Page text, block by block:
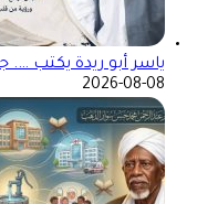
ياسر أبو ريدة يكتب
2026-08-08